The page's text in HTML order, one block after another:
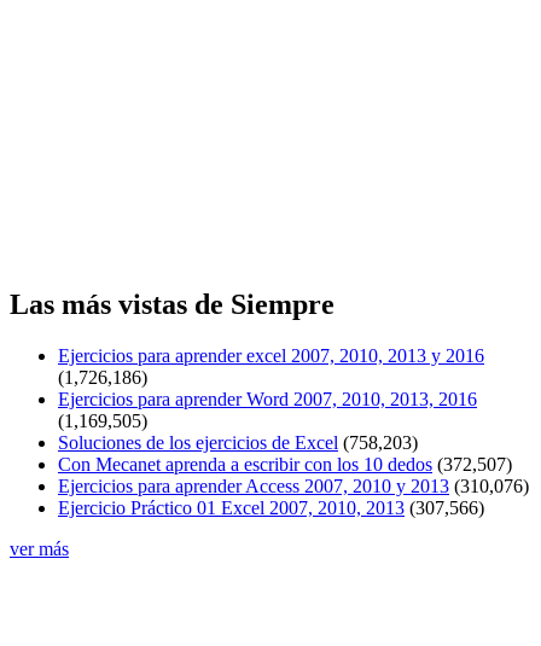
Las más vistas de Siempre
Ejercicios para aprender excel 2007, 2010, 2013 y 2016
(1,726,186)
Ejercicios para aprender Word 2007, 2010, 2013, 2016
(1,169,505)
Soluciones de los ejercicios de Excel (758,203)
Con Mecanet aprenda a escribir con los 10 dedos (372,507)
Ejercicios para aprender Access 2007, 2010 y 2013 (310,076)
Ejercicio Práctico 01 Excel 2007, 2010, 2013 (307,566)
ver más